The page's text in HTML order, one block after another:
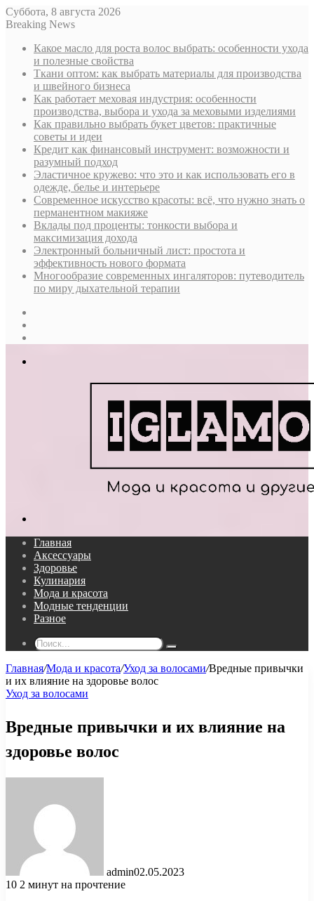
Суббота, 8 августа 2026
Breaking News
Какое масло для роста волос выбрать: особенности ухода
и полезные свойства
Ткани оптом: как выбрать материалы для производства
и швейного бизнеса
Как работает меховая индустрия: особенности
производства, выбора и ухода за меховыми изделиями
Как правильно выбрать букет цветов: практичные
советы и идеи
Кредит как финансовый инструмент: возможности и
разумный подход
Эластичное кружево: что это и как использовать его в
одежде, белье и интерьере
Современное искусство красоты: всё, что нужно знать о
перманентном макияже
Вклады под проценты: тонкости выбора и
максимизация дохода
Электронный больничный лист: простота и
эффективность нового формата
Многообразие современных ингаляторов: путеводитель
по миру дыхательной терапии
Главная
Аксессуары
Здоровье
Кулинария
Мода и красота
Модные тенденции
Разное
Поиск...
Главная/Мода и красота/Уход за волосами/Вредные привычки
и их влияние на здоровье волос
Уход за волосами
Вредные привычки и их влияние на
здоровье волос
admin02.05.2023
10 2 минут на прочтение